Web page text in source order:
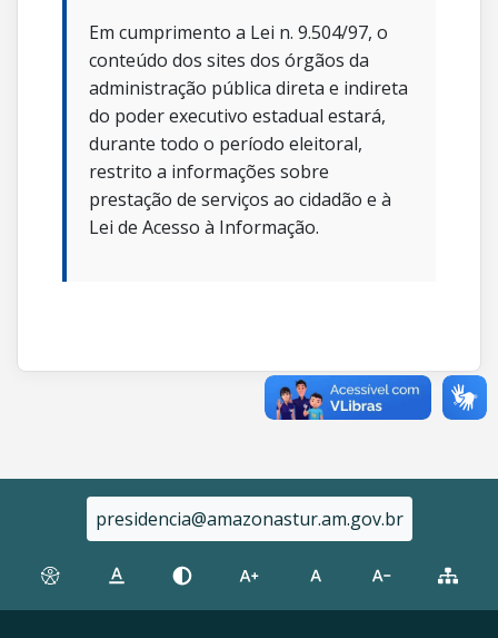
Em cumprimento a Lei n. 9.504/97, o
conteúdo dos sites dos órgãos da
administração pública direta e indireta
do poder executivo estadual estará,
durante todo o período eleitoral,
restrito a informações sobre
prestação de serviços ao cidadão e à
Lei de Acesso à Informação.
presidencia@amazonastur.am.gov.br